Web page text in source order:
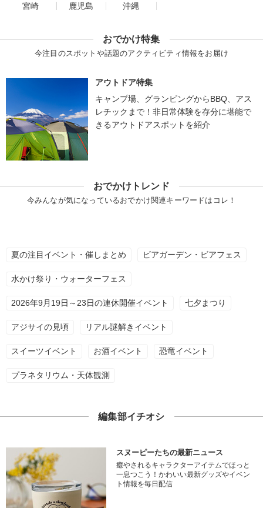
宮崎
鹿児島 沖縄
おでかけ特集
今注目のスポットや話題のアクティビティ情報をお届け
アウトドア特集
キャンプ場、グランピングからBBQ、アス
レチックまで！非日常体験を存分に堪能で
きるアウトドアスポットを紹介
おでかけトレンド
今みんなが気になっているおでかけ関連キーワードはコレ！
夏の注目イベント・催しまとめ ビアガーデン・ビアフェス
水かけ祭り・ウォーターフェス
2026年9月19日～23日の連休開催イベント 七夕まつり
アジサイの見頃 リアル謎解きイベント
スイーツイベント お酒イベント 恐竜イベント
プラネタリウム・天体観測
編集部イチオシ
スヌーピーたちの最新ニュース
癒やされるキャラクターアイテムでほっと
一息つこう！かわいい最新グッズやイベン
ト情報を毎日配信